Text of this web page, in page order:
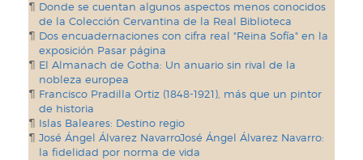
Donde se cuentan algunos aspectos menos conocidos
de la Colección Cervantina de la Real Biblioteca
Dos encuadernaciones con cifra real "Reina Sofía" en la
exposición Pasar página
El Almanach de Gotha: Un anuario sin rival de la
nobleza europea
Francisco Pradilla Ortiz (1848-1921), más que un pintor
de historia
Islas Baleares: Destino regio
José Ángel Álvarez NavarroJosé Ángel Álvarez Navarro:
la fidelidad por norma de vida